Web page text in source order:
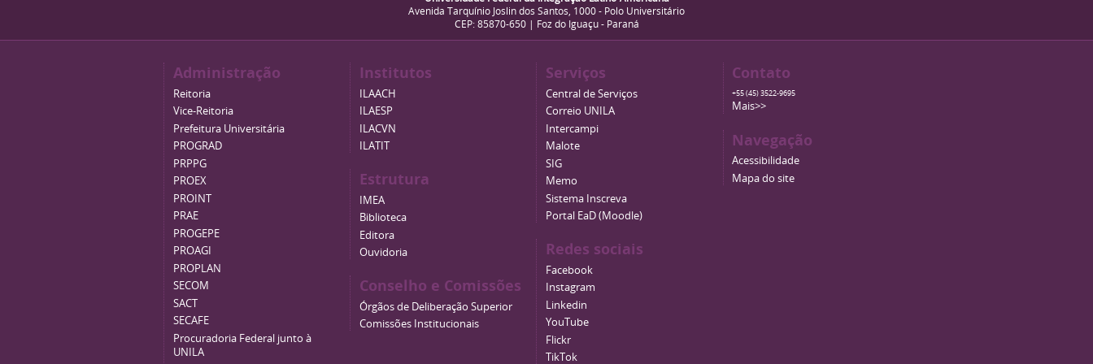
Avenida Tarquínio Joslin dos Santos, 1000 - Polo Universitário
CEP: 85870-650 | Foz do Iguaçu - Paraná
Administração
Reitoria
Vice-Reitoria
Prefeitura Universitária
PROGRAD
PRPPG
PROEX
PROINT
PRAE
PROGEPE
PROAGI
PROPLAN
SECOM
SACT
SECAFE
Procuradoria Federal junto à
UNILA
Institutos
ILAACH
ILAESP
ILACVN
ILATIT
Estrutura
IMEA
Biblioteca
Editora
Ouvidoria
Conselho e Comissões
Órgãos de Deliberação Superior
Comissões Institucionais
Serviços
Central de Serviços
Correio UNILA
Intercampi
Malote
SIG
Memo
Sistema Inscreva
Portal EaD (Moodle)
Redes sociais
Facebook
Instagram
Linkedin
YouTube
Flickr
TikTok
Contato
+55 (45) 3522-9695
Mais>>
Navegação
Acessibilidade
Mapa do site